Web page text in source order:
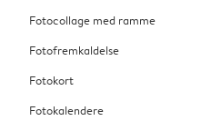
Fotocollage med ramme
Fotofremkaldelse
Fotokort
Fotokalendere